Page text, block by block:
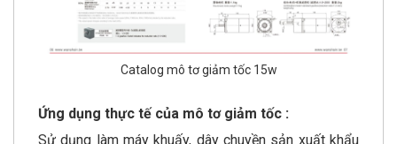
Catalog mô tơ giảm tốc 15w
Ứng dụng thực tế của mô tơ giảm tốc :
Sử dụng làm máy khuấy, dây chuyền sản xuất khẩu